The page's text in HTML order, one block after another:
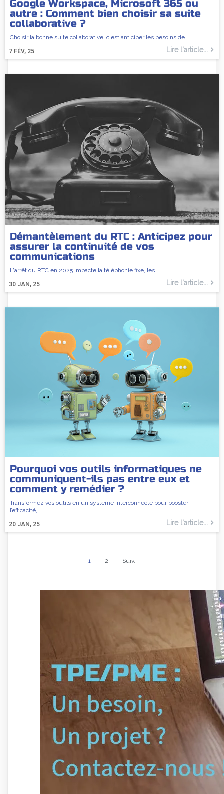
Google Workspace, Microsoft 365 ou
autre : Comment bien choisir sa suite
collaborative ?
7 FÉV, 25
Choisir la bonne suite collaborative, c'est anticiper les besoins de…
Lire l'article...
Démantèlement du RTC : Anticipez pour
assurer la continuité de vos
communications
30 JAN, 25
L'arrêt du RTC en 2025 impacte la téléphonie fixe, les…
Lire l'article...
Pourquoi vos outils informatiques ne
communiquent-ils pas entre eux et
comment y remédier ?
20 JAN, 25
Transformez vos outils en un système interconnecté pour booster
l’efficacité,…
Lire l'article...
1 2 Suiv.